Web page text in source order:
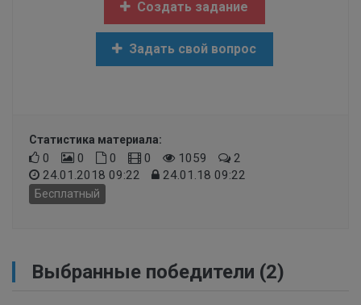
Создать задание
Задать свой вопрос
Статистика материала:
0 0 0 0 1059
2
24.01.2018 09:22
24.01.18 09:22
Бесплатный
Выбранные победители (2)